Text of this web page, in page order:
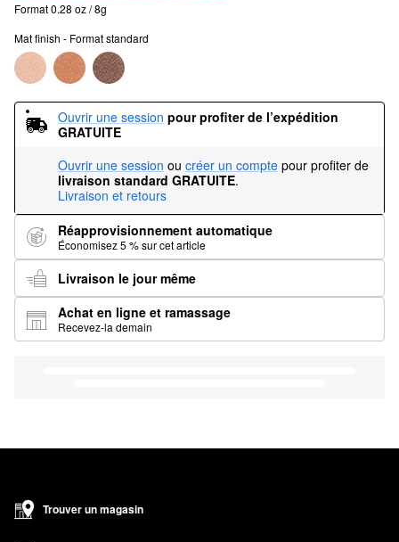
Format 0.28 oz / 8g
Mat finish - Format standard
Ouvrir une session pour profiter de l’expédition
GRATUITE
Ouvrir une session ou créer un compte pour profiter de
livraison standard GRATUITE.
Livraison et retours
Réapprovisionnement automatique
Économisez 5 % sur cet article
Livraison le jour même
Achat en ligne et ramassage
Recevez-la demain
Trouver un magasin